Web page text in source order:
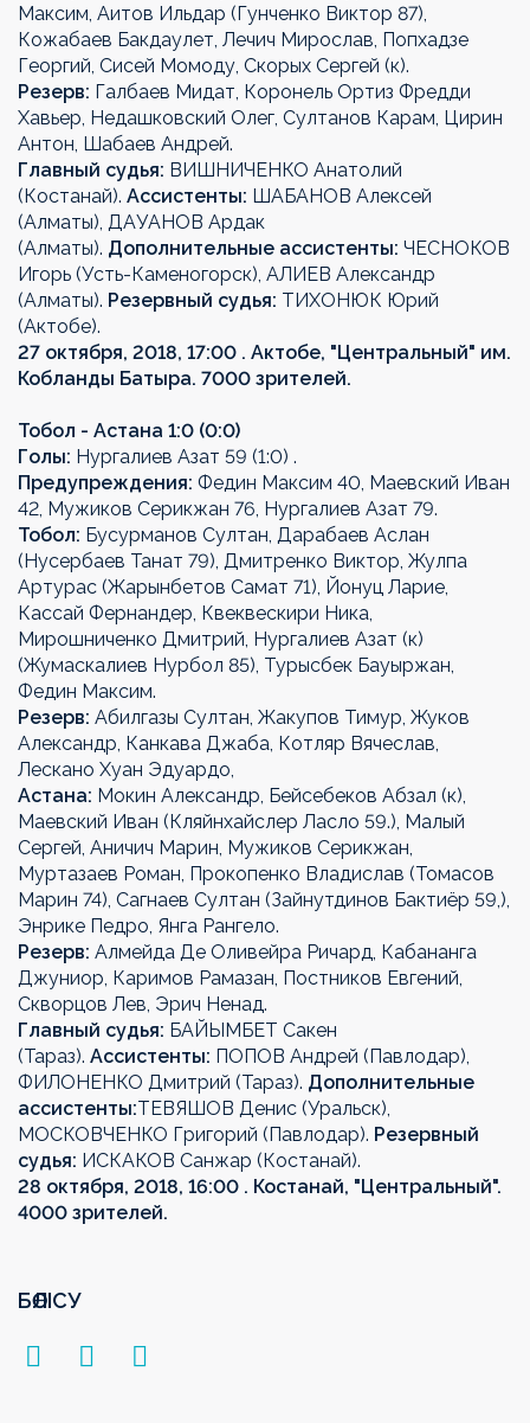
Максим, Аитов Ильдар (Гунченко Виктор 87),
Кожабаев Бакдаулет, Лечич Мирослав, Попхадзе
Георгий, Сисей Момоду, Скорых Сергей (к).
Резерв: Галбаев Мидат, Коронель Ортиз Фредди
Хавьер, Недашковский Олег, Султанов Карам, Цирин
Антон, Шабаев Андрей.
Главный судья: ВИШНИЧЕНКО Анатолий
(Костанай). Ассистенты: ШАБАНОВ Алексей
(Алматы), ДАУАНОВ Ардак
(Алматы). Дополнительные ассистенты: ЧЕСНОКОВ
Игорь (Усть-Каменогорск), АЛИЕВ Александр
(Алматы). Резервный судья: ТИХОНЮК Юрий
(Актобе).
27 октября, 2018, 17:00 . Актобе, "Центральный" им.
Кобланды Батыра. 7000 зрителей.
Тобол - Астана 1:0 (0:0)
Голы: Нургалиев Азат 59 (1:0) .
Предупреждения: Федин Максим 40, Маевский Иван
42, Мужиков Серикжан 76, Нургалиев Азат 79.
Тобол: Бусурманов Султан, Дарабаев Аслан
(Нусербаев Танат 79), Дмитренко Виктор, Жулпа
Артурас (Жарынбетов Самат 71), Йонуц Ларие,
Кассай Фернандер, Квеквескири Ника,
Мирошниченко Дмитрий, Нургалиев Азат (к)
(Жумаскалиев Нурбол 85), Турысбек Бауыржан,
Федин Максим.
Резерв: Абилгазы Султан, Жакупов Тимур, Жуков
Александр, Канкава Джаба, Котляр Вячеслав,
Лескано Хуан Эдуардо,
Астана: Мокин Александр, Бейсебеков Абзал (к),
Маевский Иван (Кляйнхайслер Ласло 59.), Малый
Сергей, Аничич Марин, Мужиков Серикжан,
Муртазаев Роман, Прокопенко Владислав (Томасов
Марин 74), Сагнаев Султан (Зайнутдинов Бактиёр 59,),
Энрике Педро, Янга Рангело.
Резерв: Алмейда Де Оливейра Ричард, Кабананга
Джуниор, Каримов Рамазан, Постников Евгений,
Скворцов Лев, Эрич Ненад.
Главный судья: БАЙЫМБЕТ Сакен
(Тараз). Ассистенты: ПОПОВ Андрей (Павлодар),
ФИЛОНЕНКО Дмитрий (Тараз). Дополнительные
ассистенты:ТЕВЯШОВ Денис (Уральск),
МОСКОВЧЕНКО Григорий (Павлодар). Резервный
судья: ИСКАКОВ Санжар (Костанай).
28 октября, 2018, 16:00 . Костанай, "Центральный".
4000 зрителей.
БӨЛІСУ